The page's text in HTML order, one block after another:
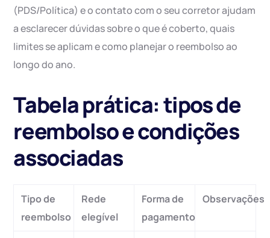
(PDS/Política) e o contato com o seu corretor ajudam
a esclarecer dúvidas sobre o que é coberto, quais
limites se aplicam e como planejar o reembolso ao
longo do ano.
Tabela prática: tipos de
reembolso e condições
associadas
Tipo de
reembolso
Rede
elegível
Forma de
pagamento
Observações